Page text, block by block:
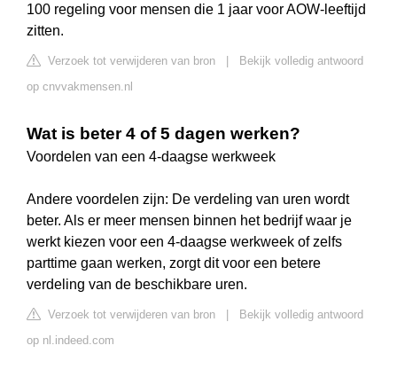
100 regeling voor mensen die 1 jaar voor AOW-leeftijd
zitten.
Verzoek tot verwijderen van bron
Bekijk volledig antwoord
op cnvvakmensen.nl
Wat is beter 4 of 5 dagen werken?
Voordelen van een 4-daagse werkweek
Andere voordelen zijn: De verdeling van uren wordt
beter. Als er meer mensen binnen het bedrijf waar je
werkt kiezen voor een 4-daagse werkweek of zelfs
parttime gaan werken, zorgt dit voor een betere
verdeling van de beschikbare uren.
Verzoek tot verwijderen van bron
Bekijk volledig antwoord
op nl.indeed.com